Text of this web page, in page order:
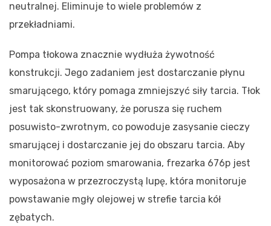
neutralnej. Eliminuje to wiele problemów z
przekładniami.
Pompa tłokowa znacznie wydłuża żywotność
konstrukcji. Jego zadaniem jest dostarczanie płynu
smarującego, który pomaga zmniejszyć siły tarcia. Tłok
jest tak skonstruowany, że porusza się ruchem
posuwisto-zwrotnym, co powoduje zasysanie cieczy
smarującej i dostarczanie jej do obszaru tarcia. Aby
monitorować poziom smarowania, frezarka 676p jest
wyposażona w przezroczystą lupę, która monitoruje
powstawanie mgły olejowej w strefie tarcia kół
zębatych.